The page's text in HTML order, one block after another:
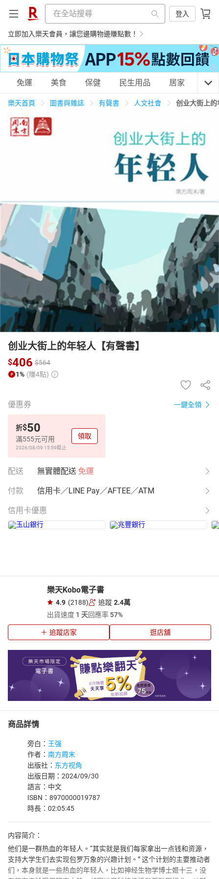
登入
立即加入樂天會員，讓您邊購物邊賺點數！
購物網分類
天天免運 養生保健 民生用品
運動休閒 親子玩具
男裝 化妝保養 情趣用品
電子/紙本書
HOT
免運 美食 保健 民生用品 居家 3C
樂天首頁 圖書與雜誌 有聲書 人文社會 创业大街上
创业大街上的年轻人【有聲書】
$406 $564
1% (賺4點)
優惠券 一鍵全領
折$50
滿555元可用
2026/08/09 15:59截止
領取
配送 無實體配送 免運
付款 信用卡／LINE Pay／AFTEE／ATM
信用卡優惠
樂天Kobo電子書
4.9 (2188) 追蹤 2.4萬
出貨速度 1 天回應率57%
追蹤店家 逛店舖
商品詳情
旁白： 王强
作者： 南方周末
出版社： 东方视角
出版日期：2024/09/30
語言：中文
ISBN：8970000019787
時長：02:05:45
内容简介：
他们是一群热血的年轻人。“其实就是我们每家拿出一点钱和资源，
支持大学生们去实现包罗万象的兴趣计划。” 这个计划的主要推动者
们，本身就是一些热血的年轻人，比如神经生物学博士姬十三，没